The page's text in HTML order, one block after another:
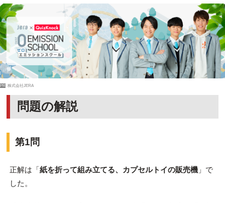
PR 株式会社JERA
問題の解説
第1問
正解は「紙を折って組み立てる、カプセルトイの販売機」で
した。